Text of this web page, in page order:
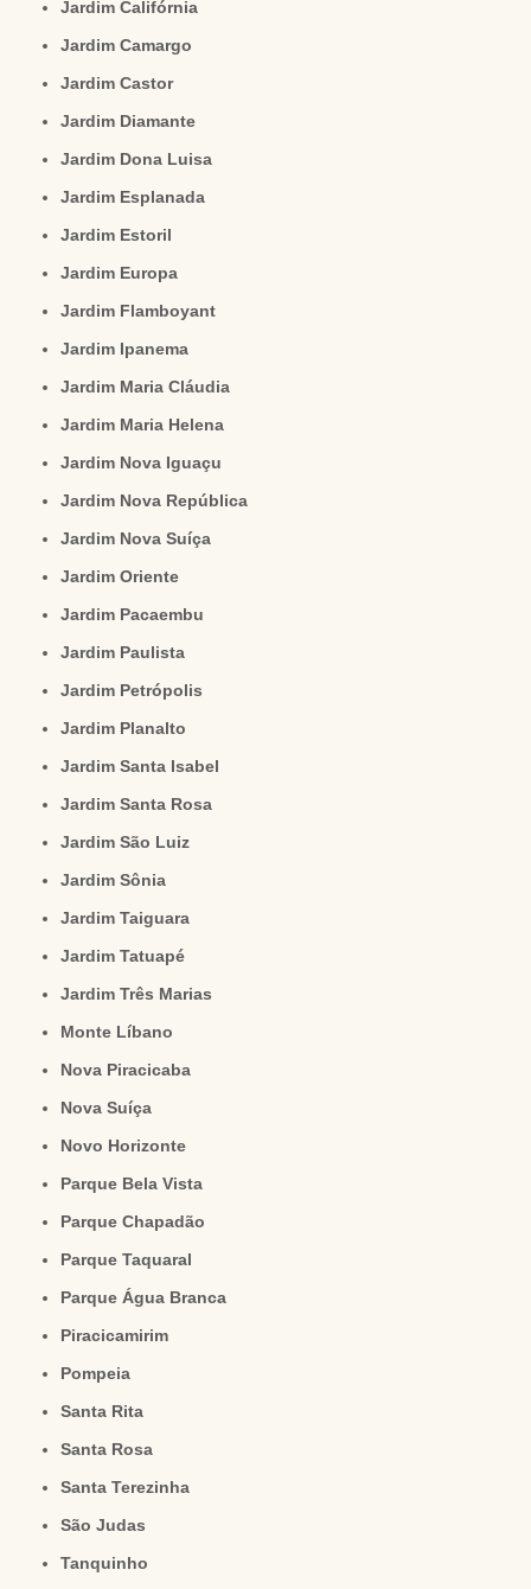
Jardim Califórnia
Jardim Camargo
Jardim Castor
Jardim Diamante
Jardim Dona Luisa
Jardim Esplanada
Jardim Estoril
Jardim Europa
Jardim Flamboyant
Jardim Ipanema
Jardim Maria Cláudia
Jardim Maria Helena
Jardim Nova Iguaçu
Jardim Nova República
Jardim Nova Suíça
Jardim Oriente
Jardim Pacaembu
Jardim Paulista
Jardim Petrópolis
Jardim Planalto
Jardim Santa Isabel
Jardim Santa Rosa
Jardim São Luiz
Jardim Sônia
Jardim Taiguara
Jardim Tatuapé
Jardim Três Marias
Monte Líbano
Nova Piracicaba
Nova Suíça
Novo Horizonte
Parque Bela Vista
Parque Chapadão
Parque Taquaral
Parque Água Branca
Piracicamirim
Pompeia
Santa Rita
Santa Rosa
Santa Terezinha
São Judas
Tanquinho